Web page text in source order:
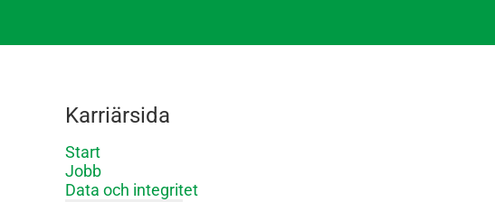
Karriärsida
Start
Jobb
Data och integritet